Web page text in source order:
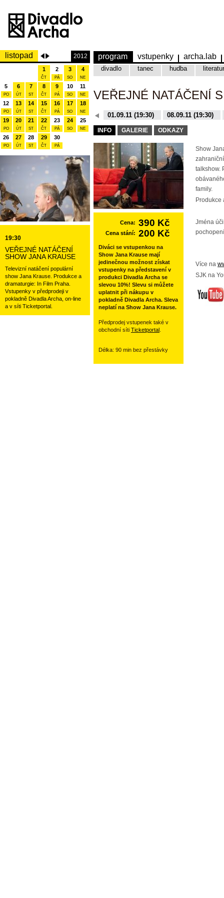
listopad 2012
1
ČT
2
PÁ
3
SO
4
NE
5
PO
6
ÚT
7
ST
8
ČT
9
PÁ
10
SO
11
NE
12
PO
13
ÚT
14
ST
15
ČT
16
PÁ
17
SO
18
NE
19
PO
20
ÚT
21
ST
22
ČT
23
PÁ
24
SO
25
NE
26
PO
27
ÚT
28
ST
29
ČT
30
PÁ
19:30
VEŘEJNÉ NATÁČENÍ
SHOW JANA KRAUSE
Televizní natáčení populární
show Jana Krause. Produkce a
dramaturgie: In Film Praha.
Vstupenky v předprodeji v
pokladně Divadla Archa, on-line
a v síti Ticketportal.
program vstupenky archa.lab
divadlo tanec hudba
VEŘEJNÉ NATÁČENÍ
08.12.15 (19:30) 01.09.11 (19:30)
08.09.11 (19:30)
10.11.15 (19:30)
16.11.15 (19:30)
INFO GALERIE ODKAZY
Show
talkshow.
family.
Produkce
Jména
Více na
SJK na
Cena: 390 Kč
Cena stání: 200 Kč
Diváci se vstupenkou na
Show Jana Krause mají
jedinečnou možnost získat
vstupenky na představení v
produkci Divadla Archa se
slevou 10%! Slevu si můžete
uplatnit při nákupu v
pokladně Divadla Archa. Sleva
neplatí na Show Jana Krause.
Předprodej vstupenek také v
obchodní síti Ticketportal
Délka: 90 min bez přestávky